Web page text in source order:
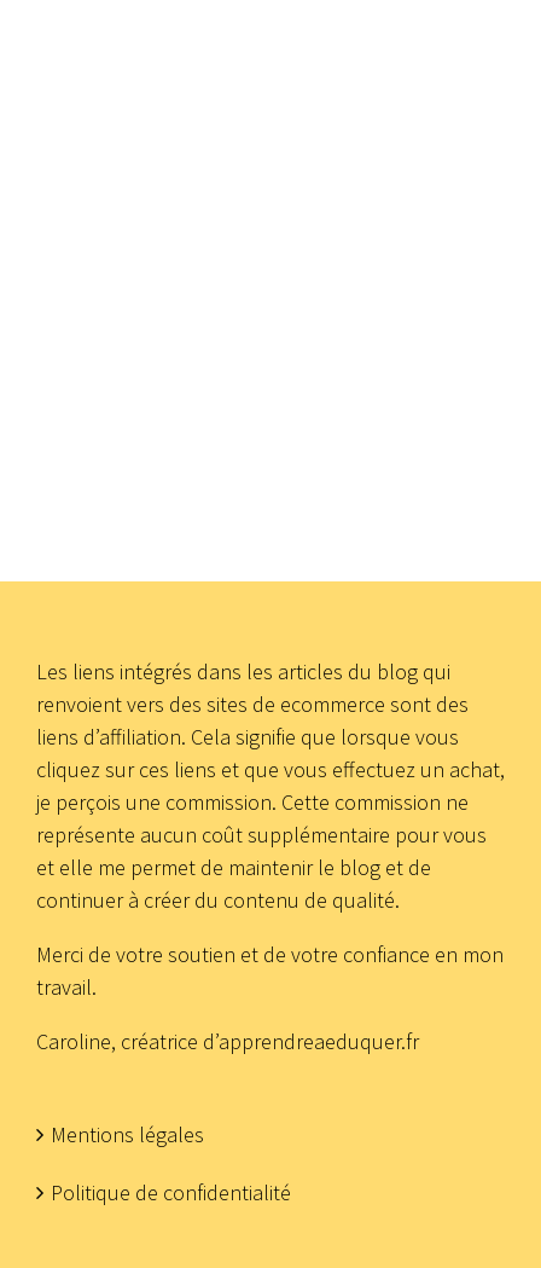
Les liens intégrés dans les articles du blog qui
renvoient vers des sites de ecommerce sont des
liens d’affiliation. Cela signifie que lorsque vous
cliquez sur ces liens et que vous effectuez un achat,
je perçois une commission. Cette commission ne
représente aucun coût supplémentaire pour vous
et elle me permet de maintenir le blog et de
continuer à créer du contenu de qualité.
Merci de votre soutien et de votre confiance en mon
travail.
Caroline, créatrice d’apprendreaeduquer.fr
Mentions légales
Politique de confidentialité